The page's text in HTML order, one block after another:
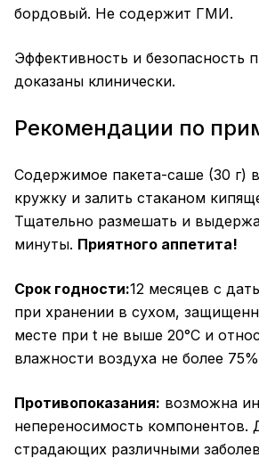
бордовый. Не содержит ГМИ.
Эффективность и безопасность
доказаны клинически.
Рекомендации по
Содержимое пакета-саше (30 г)
кружку и залить стаканом
Тщательно размешать и
минуты. Приятного аппетита!
Срок годности:12 месяцев с
при хранении в сухом,
месте при t не выше 20°С и
влажности воздуха не более
Противопоказания: возможна
непереносимость компонентов.
страдающих различными